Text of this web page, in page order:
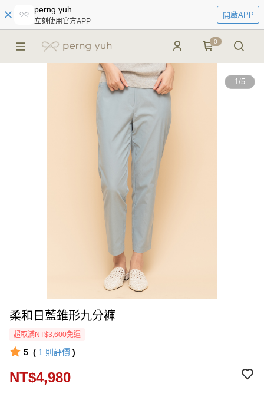
perng yuh
立刻使用官方APP
開啟APP
0
1/5
柔和日藍錐形九分褲
超取滿NT$3,600免運
5 ( 1 則評價 )
NT$4,980